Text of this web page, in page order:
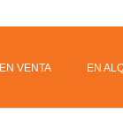
EN VENTA EN